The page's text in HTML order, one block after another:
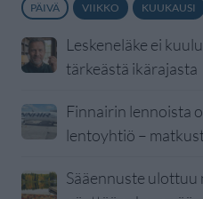
PÄIVÄ VIIKKO KUUKAUSI
Leskeneläke ei
tärkeästä ikärajasta
Finnairin lennoista
lentoyhtiö –
Sääennuste